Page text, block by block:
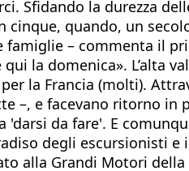
Sfidando la durezza
quando, un
– commenta il
la domenica». L’alta
la Francia (molti).
–, e facevano ritorno
'darsi da fare'. E
degli escursionisti e
alla Grandi Motori